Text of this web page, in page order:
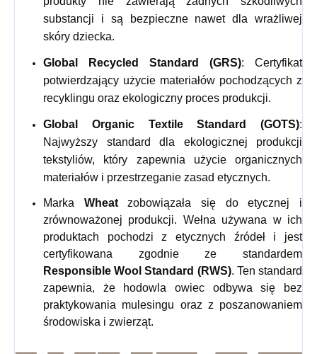
substancji i są bezpieczne nawet dla wrażliwej
skóry dziecka.
Global Recycled Standard (GRS): Certyfikat
potwierdzający użycie materiałów pochodzących z
recyklingu oraz ekologiczny proces produkcji.
Global Organic Textile Standard (GOTS):
Najwyższy standard dla ekologicznej produkcji
tekstyliów, który zapewnia użycie organicznych
materiałów i przestrzeganie zasad etycznych.
Marka Wheatzobowiązała się do etycznej i
zrównoważonej produkcji. Wełna używana w ich
produktach pochodzi z etycznych źródeł i jest
certyfikowana zgodnie ze standardem
Responsible Wool Standard (RWS). Ten standard
zapewnia, że hodowla owiec odbywa się bez
praktykowania mulesingu oraz z poszanowaniem
środowiska i zwierząt.